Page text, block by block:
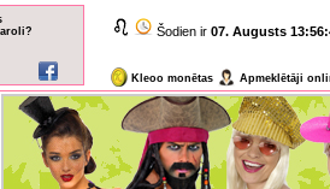
Šodien ir 07. Augusts
Kleoo monētas Apmeklētāji